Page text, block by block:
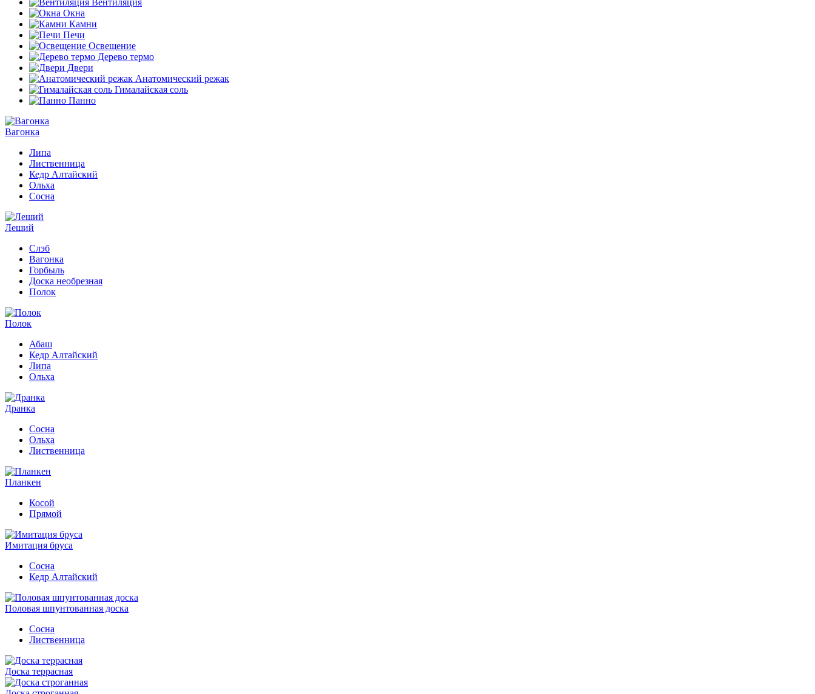
Вентиляция
Окна
Камни
Печи
Освещение
Дерево термо
Двери
Анатомический режак
Гималайская соль
Панно
Вагонка
Липа
Лиственница
Кедр Алтайский
Ольха
Сосна
Леший
Слэб
Вагонка
Горбыль
Доска необрезная
Полок
Полок
Абаш
Кедр Алтайский
Липа
Ольха
Дранка
Сосна
Ольха
Лиственница
Планкен
Косой
Прямой
Имитация бруса
Сосна
Кедр Алтайский
Половая шпунтованная доска
Сосна
Лиственница
Доска террасная